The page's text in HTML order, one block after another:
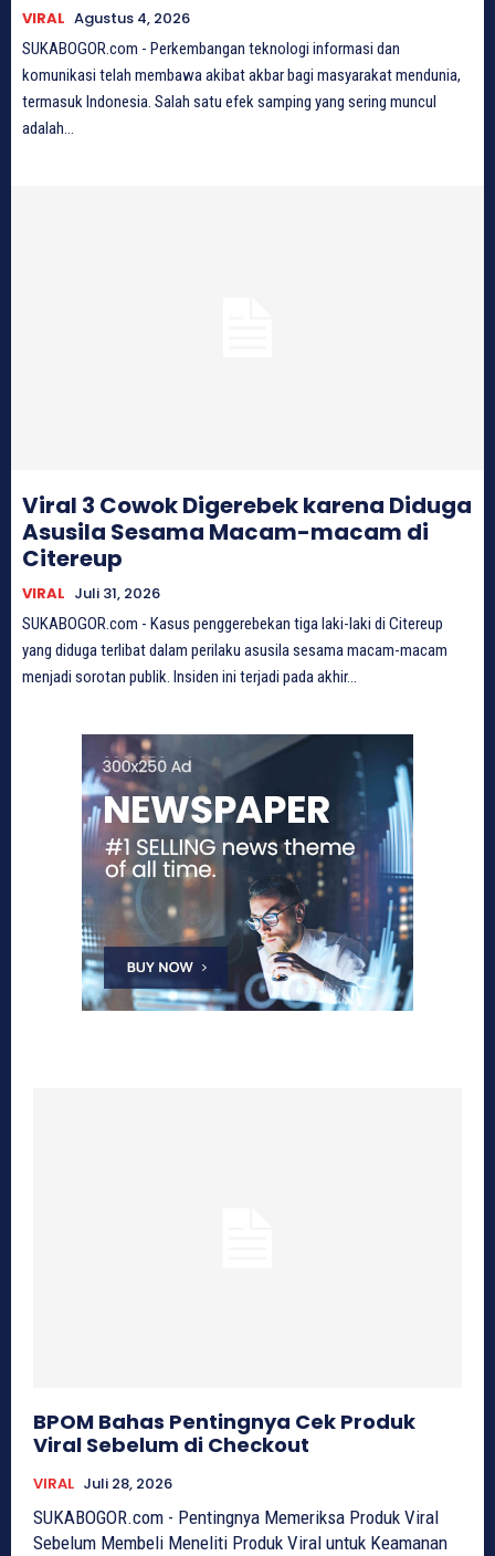
VIRAL Agustus 4, 2026
SUKABOGOR.com - Perkembangan teknologi informasi dan
komunikasi telah membawa akibat akbar bagi masyarakat mendunia,
termasuk Indonesia. Salah satu efek samping yang sering muncul
adalah...
Viral 3 Cowok Digerebek karena Diduga
Asusila Sesama Macam-macam di
Citereup
VIRAL Juli 31, 2026
SUKABOGOR.com - Kasus penggerebekan tiga laki-laki di Citereup
yang diduga terlibat dalam perilaku asusila sesama macam-macam
menjadi sorotan publik. Insiden ini terjadi pada akhir...
BPOM Bahas Pentingnya Cek Produk
Viral Sebelum di Checkout
VIRAL Juli 28, 2026
SUKABOGOR.com - Pentingnya Memeriksa Produk Viral
Sebelum Membeli Meneliti Produk Viral untuk Keamanan